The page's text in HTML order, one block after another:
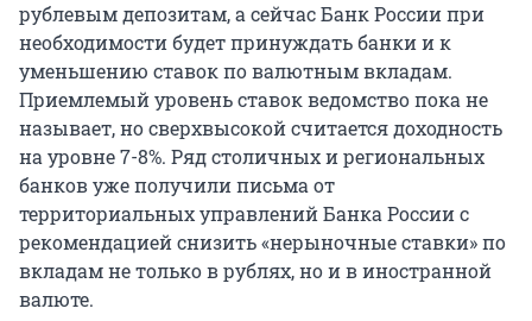
рублевым депозитам, а сейчас Банк России при
необходимости будет принуждать банки и к
уменьшению ставок по валютным вкладам.
Приемлемый уровень ставок ведомство пока не
называет, но сверхвысокой считается доходность
на уровне 7-8%. Ряд столичных и региональных
банков уже получили письма от
территориальных управлений Банка России с
рекомендацией снизить «нерыночные ставки» по
вкладам не только в рублях, но и в иностранной
валюте.